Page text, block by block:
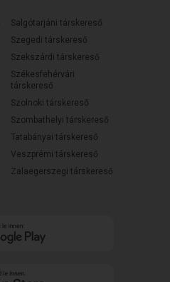
Salgótarjáni társkereső
Szegedi társkereső
Szekszárdi társkereső
Székesfehérvári
társkereső
Szolnoki társkereső
Szombathelyi társkereső
Tatabányai társkereső
Veszprémi társkereső
Zalaegerszegi társkereső